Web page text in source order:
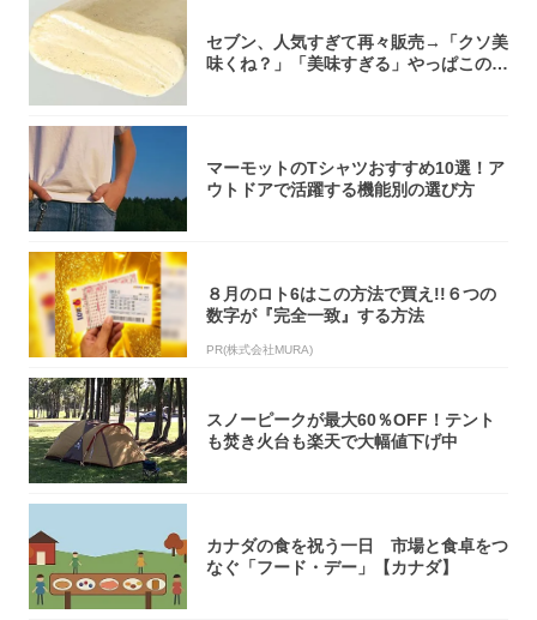
セブン、人気すぎて再々販売→「クソ美
味くね？」「美味すぎる」やっぱこのク
マーモットのTシャツおすすめ10選！ア
ウトドアで活躍する機能別の選び方
８月のロト6はこの方法で買え!!６つの
数字が『完全一致』する方法
PR(株式会社MURA)
スノーピークが最大60％OFF！テント
も焚き火台も楽天で大幅値下げ中
カナダの食を祝う一日 市場と食卓をつ
なぐ「フード・デー」【カナダ】